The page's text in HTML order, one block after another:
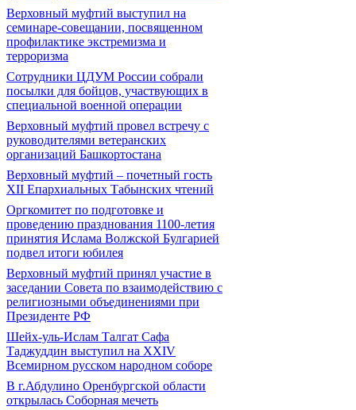
Верховный муфтий выступил на
семинаре-совещании, посвященном
профилактике экстремизма и
терроризма
Сотрудники ЦДУМ России собрали
посылки для бойцов, участвующих в
специальной военной операции
Верховный муфтий провел встречу с
руководителями ветеранских
организаций Башкортостана
Верховный муфтий – почетный гость
ХII Епархиальных Табынских чтений
Оргкомитет по подготовке и
проведению празднования 1100-летия
принятия Ислама Волжской Булгарией
подвел итоги юбилея
Верховный муфтий принял участие в
заседании Совета по взаимодействию с
религиозными объединениями при
Президенте РФ
Шейх-уль-Ислам Талгат Сафа
Таджуддин выступил на XXIV
Всемирном русском народном соборе
В г.Абдулино Оренбургской области
открылась Соборная мечеть